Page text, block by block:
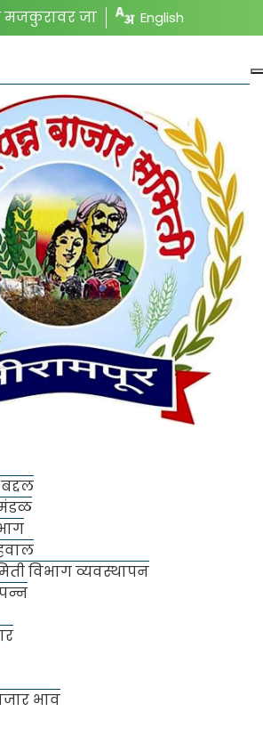
English
जा
विभाग व्यवस्थापन
भाव
परिपत्रके
पत्रक
संचालक मंडळ
वार्षिक अहवाल
समिती विभाग व्यवस्थापन
उपबाजार